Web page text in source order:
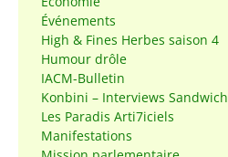
Événements
High & Fines Herbes saison 4
Humour drôle
IACM-Bulletin
Konbini – Interviews Sandwich
Les Paradis Arti7iciels
Manifestations